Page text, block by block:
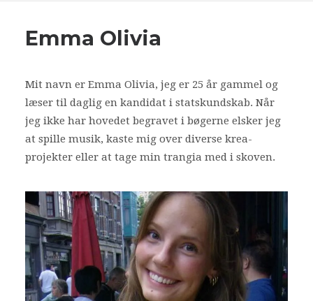
Ventilens Efterårstur 2026
Shop
Bliv frivillig
Nyheder
Search
Cart
Emma Olivia
Mit navn er Emma Olivia, jeg er 25 år gammel og
læser til daglig en kandidat i statskundskab. Når
jeg ikke har hovedet begravet i bøgerne elsker jeg
at spille musik, kaste mig over diverse krea-
projekter eller at tage min trangia med i skoven.